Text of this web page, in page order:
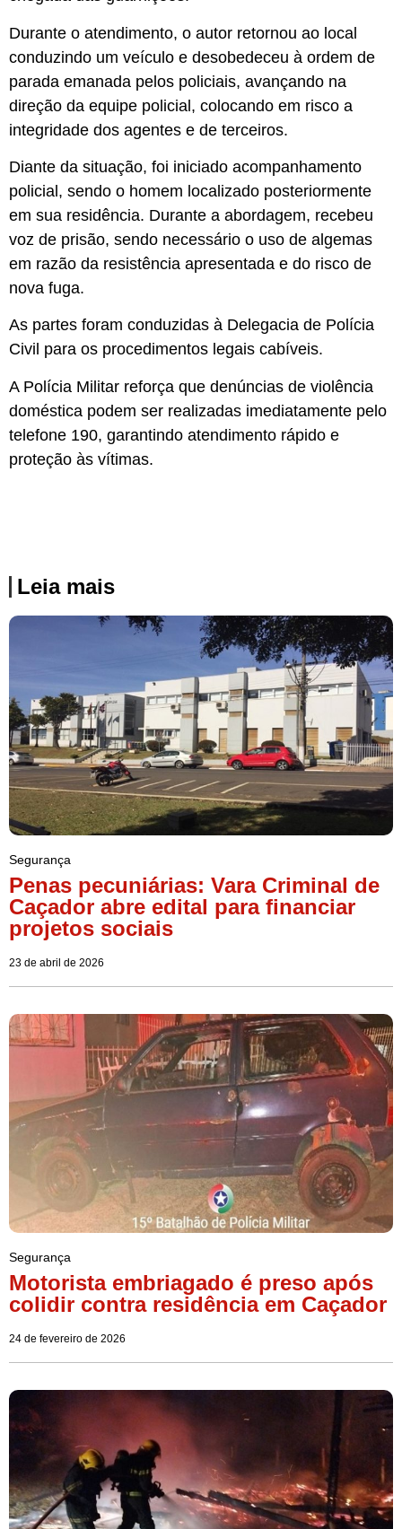
Durante o atendimento, o autor retornou ao local
conduzindo um veículo e desobedeceu à ordem de
parada emanada pelos policiais, avançando na
direção da equipe policial, colocando em risco a
integridade dos agentes e de terceiros.
Diante da situação, foi iniciado acompanhamento
policial, sendo o homem localizado posteriormente
em sua residência. Durante a abordagem, recebeu
voz de prisão, sendo necessário o uso de algemas
em razão da resistência apresentada e do risco de
nova fuga.
As partes foram conduzidas à Delegacia de Polícia
Civil para os procedimentos legais cabíveis.
A Polícia Militar reforça que denúncias de violência
doméstica podem ser realizadas imediatamente pelo
telefone 190, garantindo atendimento rápido e
proteção às vítimas.
Leia mais
Segurança
Penas pecuniárias: Vara Criminal de
Caçador abre edital para financiar
projetos sociais
23 de abril de 2026
Segurança
Motorista embriagado é preso após
colidir contra residência em Caçador
24 de fevereiro de 2026